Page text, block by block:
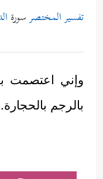
تفسير المختصرسورة
وإني اعتصمت
بالرجم بالحجارة.